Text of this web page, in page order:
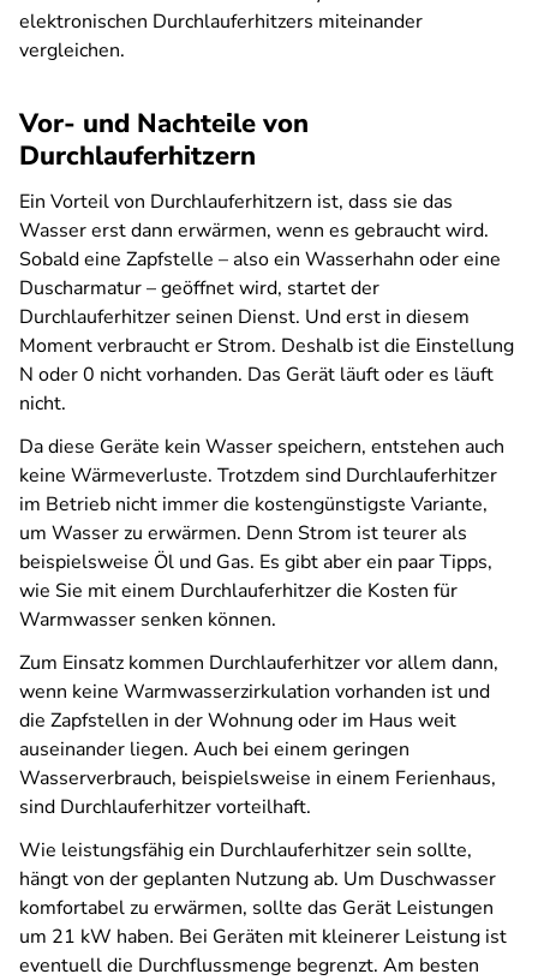
elektronischen Durchlauferhitzers miteinander
vergleichen.
Vor- und Nachteile von
Durchlauferhitzern
Ein Vorteil von Durchlauferhitzern ist, dass sie das
Wasser erst dann erwärmen, wenn es gebraucht wird.
Sobald eine Zapfstelle – also ein Wasserhahn oder eine
Duscharmatur – geöffnet wird, startet der
Durchlauferhitzer seinen Dienst. Und erst in diesem
Moment verbraucht er Strom. Deshalb ist die Einstellung
N oder 0 nicht vorhanden. Das Gerät läuft oder es läuft
nicht.
Da diese Geräte kein Wasser speichern, entstehen auch
keine Wärmeverluste. Trotzdem sind Durchlauferhitzer
im Betrieb nicht immer die kostengünstigste Variante,
um Wasser zu erwärmen. Denn Strom ist teurer als
beispielsweise Öl und Gas. Es gibt aber ein paar Tipps,
wie Sie mit einem Durchlauferhitzer die Kosten für
Warmwasser senken können.
Zum Einsatz kommen Durchlauferhitzer vor allem dann,
wenn keine Warmwasserzirkulation vorhanden ist und
die Zapfstellen in der Wohnung oder im Haus weit
auseinander liegen. Auch bei einem geringen
Wasserverbrauch, beispielsweise in einem Ferienhaus,
sind Durchlauferhitzer vorteilhaft.
Wie leistungsfähig ein Durchlauferhitzer sein sollte,
hängt von der geplanten Nutzung ab. Um Duschwasser
komfortabel zu erwärmen, sollte das Gerät Leistungen
um 21 kW haben. Bei Geräten mit kleinerer Leistung ist
eventuell die Durchflussmenge begrenzt. Am besten